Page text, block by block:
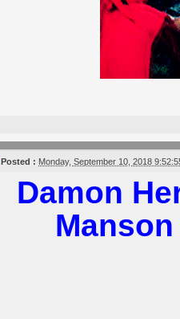
Posted : Monday, September 10, 2018
Damon